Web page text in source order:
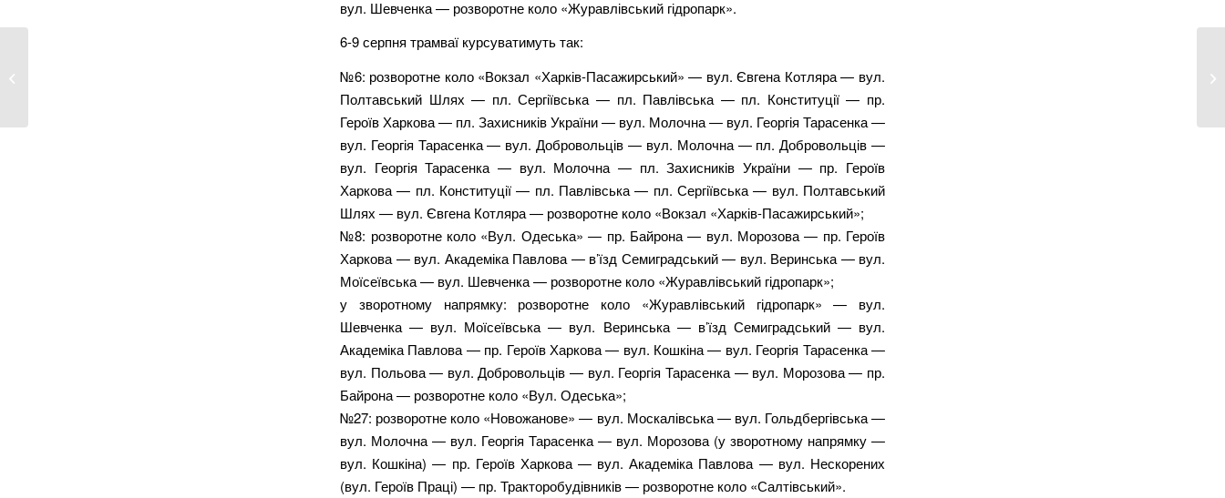
вул. Шевченка — розворотне коло «Журавлівський гідропарк».
6-9 серпня трамваї курсуватимуть так:
№6: розворотне коло «Вокзал «Харків-Пасажирський» — вул. Євгена Котляра — вул.
Полтавський Шлях — пл. Сергіївська — пл. Павлівська — пл. Конституції — пр.
Героїв Харкова — пл. Захисників України — вул. Молочна — вул. Георгія Тарасенка —
вул. Георгія Тарасенка — вул. Добровольців — вул. Молочна — пл. Добровольців —
вул. Георгія Тарасенка — вул. Молочна — пл. Захисників України — пр. Героїв
Харкова — пл. Конституції — пл. Павлівська — пл. Сергіївська — вул. Полтавський
Шлях — вул. Євгена Котляра — розворотне коло «Вокзал «Харків-Пасажирський»;
№8: розворотне коло «Вул. Одеська» — пр. Байрона — вул. Морозова — пр. Героїв
Харкова — вул. Академіка Павлова — в’їзд Семиградський — вул. Веринська — вул.
Моїсеївська — вул. Шевченка — розворотне коло «Журавлівський гідропарк»;
у зворотному напрямку: розворотне коло «Журавлівський гідропарк» — вул.
Шевченка — вул. Моїсеївська — вул. Веринська — в’їзд Семиградський — вул.
Академіка Павлова — пр. Героїв Харкова — вул. Кошкіна — вул. Георгія Тарасенка —
вул. Польова — вул. Добровольців — вул. Георгія Тарасенка — вул. Морозова — пр.
Байрона — розворотне коло «Вул. Одеська»;
№27: розворотне коло «Новожанове» — вул. Москалівська — вул. Гольдбергівська —
вул. Молочна — вул. Георгія Тарасенка — вул. Морозова (у зворотному напрямку —
вул. Кошкіна) — пр. Героїв Харкова — вул. Академіка Павлова — вул. Нескорених
(вул. Героїв Праці) — пр. Тракторобудівників — розворотне коло «Салтівський».
і